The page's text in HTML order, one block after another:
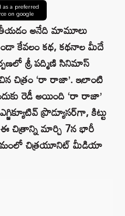
a preferred
on google
అనేది మామూలు
కేవలం కథ, కథనాల మీదే
శ్రీ పద్మిణి సినిమాస్
చిత్రం ‘రా రాజా’. ఇలాంటి
రెడీ అయింది ‘రా రాజా’
ప్రొడ్యూసర్‌గా, కిట్టు
ఈ చిత్రాన్ని మార్చి 7న భారీ
చిత్రయూనిట్ మీడియా